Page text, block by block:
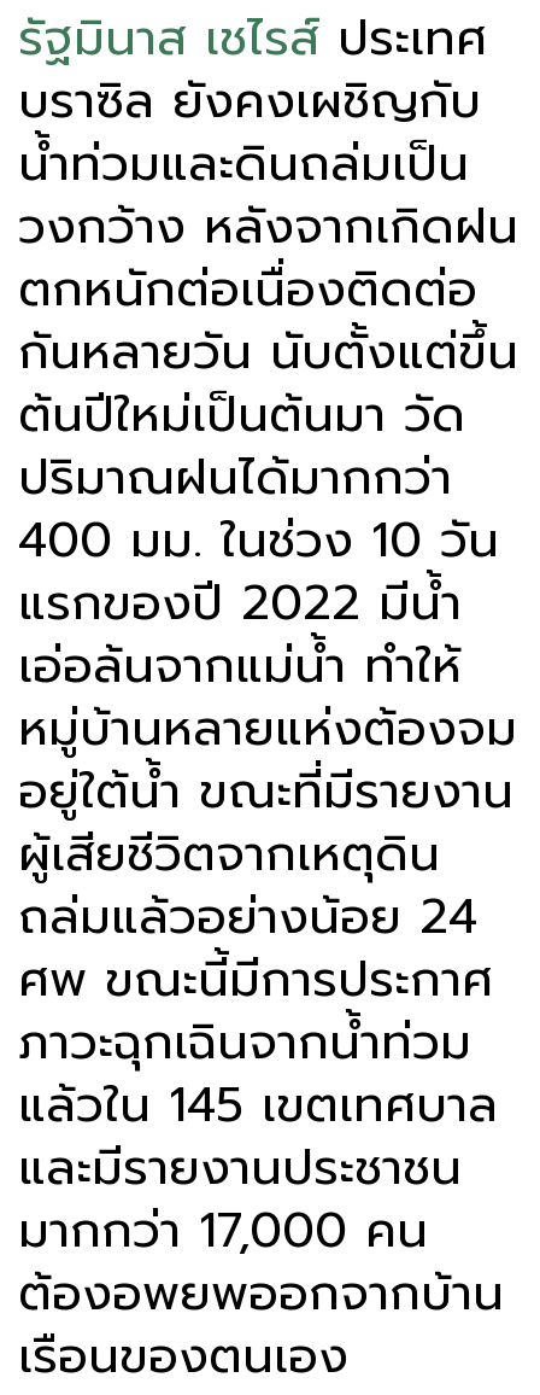
รัฐมินาส เชไรส์ ประเทศ
บราซิล ยังคงเผชิญกับ
น้ำท่วมและดินถล่มเป็น
วงกว้าง หลังจากเกิดฝน
ตกหนักต่อเนื่องติดต่อ
กันหลายวัน นับตั้งแต่ขึ้น
ต้นปีใหม่เป็นต้นมา วัด
ปริมาณฝนได้มากกว่า
400 มม. ในช่วง 10 วัน
แรกของปี 2022 มีน้ำ
เอ่อล้นจากแม่น้ำ ทำให้
หมู่บ้านหลายแห่งต้องจม
อยู่ใต้น้ำ ขณะที่มีรายงาน
ผู้เสียชีวิตจากเหตุดิน
ถล่มแล้วอย่างน้อย 24
ศพ ขณะนี้มีการประกาศ
ภาวะฉุกเฉินจากน้ำท่วม
แล้วใน 145 เขตเทศบาล
และมีรายงานประชาชน
มากกว่า 17,000 คน
ต้องอพยพออกจากบ้าน
เรือนของตนเอง